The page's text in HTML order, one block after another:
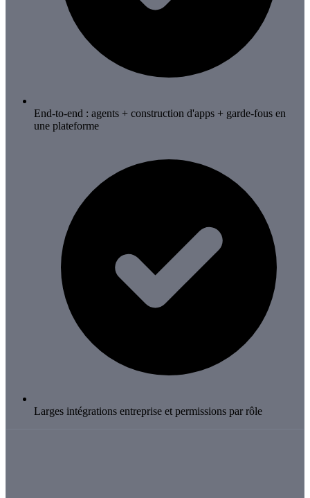
End-to-end : agents + construction d'apps + garde-fous en
une plateforme
Larges intégrations entreprise et permissions par rôle